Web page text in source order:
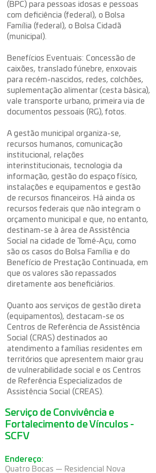
(BPC) para pessoas idosas e pessoas
com deficiência (federal), o Bolsa
Família (federal), o Bolsa Cidadã
(municipal).
Benefícios Eventuais: Concessão de
caixões, translado fúnebre, enxovais
para recém-nascidos, redes, colchões,
suplementação alimentar (cesta básica),
vale transporte urbano, primeira via de
documentos pessoais (RG), fotos.
A gestão municipal organiza-se,
recursos humanos, comunicação
institucional, relações
interinstitucionais, tecnologia da
informação, gestão do espaço físico,
instalações e equipamentos e gestão
de recursos financeiros. Há ainda os
recursos federais que não integram o
orçamento municipal e que, no entanto,
destinam-se à área de Assistência
Social na cidade de Tomé-Açu, como
são os casos do Bolsa Família e do
Benefício de Prestação Continuada, em
que os valores são repassados
diretamente aos beneficiários.
Quanto aos serviços de gestão direta
(equipamentos), destacam-se os
Centros de Referência de Assistência
Social (CRAS) destinados ao
atendimento a famílias residentes em
territórios que apresentem maior grau
de vulnerabilidade social e os Centros
de Referência Especializados de
Assistência Social (CREAS).
Serviço de Convivência e
Fortalecimento de Vínculos -
SCFV
Endereço:
Quatro Bocas — Residencial Nova